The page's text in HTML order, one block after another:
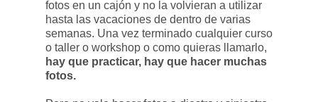
fotos en un cajón y no la volvieran a utilizar
hasta las vacaciones de dentro de varias
semanas. Una vez terminado cualquier curso
o taller o workshop o como quieras llamarlo,
hay que practicar, hay que hacer muchas
fotos.